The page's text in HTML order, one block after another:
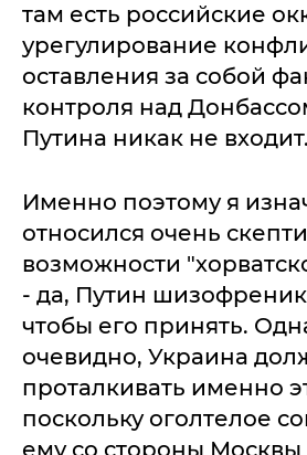
там есть российские
урегулирование
оставления за собой
контроля над
Путина никак не входит.
Именно поэтому я
относился очень
возможности
- да, Путин
чтобы его принять.
очевидно, Украина
проталкивать именно
поскольку оголтелое
ему со стороны Москвы